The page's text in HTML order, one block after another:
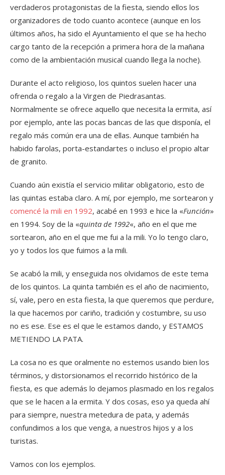
verdaderos protagonistas de la fiesta, siendo ellos los
organizadores de todo cuanto acontece (aunque en los
últimos años, ha sido el Ayuntamiento el que se ha hecho
cargo tanto de la recepción a primera hora de la mañana
como de la ambientación musical cuando llega la noche).
Durante el acto religioso, los quintos suelen hacer una
ofrenda o regalo a la Virgen de Piedrasantas.
Normalmente se ofrece aquello que necesita la ermita, así
por ejemplo, ante las pocas bancas de las que disponía, el
regalo más común era una de ellas. Aunque también ha
habido farolas, porta-estandartes o incluso el propio altar
de granito.
Cuando aún existía el servicio militar obligatorio, esto de
las quintas estaba claro. A mí, por ejemplo, me sortearon y
comencé la mili en 1992, acabé en 1993 e hice la «Función»
en 1994. Soy de la «quinta de 1992«, año en el que me
sortearon, año en el que me fui a la mili. Yo lo tengo claro,
yo y todos los que fuimos a la mili.
Se acabó la mili, y enseguida nos olvidamos de este tema
de los quintos. La quinta también es el año de nacimiento,
sí, vale, pero en esta fiesta, la que queremos que perdure,
la que hacemos por cariño, tradición y costumbre, su uso
no es ese. Ese es el que le estamos dando, y ESTAMOS
METIENDO LA PATA.
La cosa no es que oralmente no estemos usando bien los
términos, y distorsionamos el recorrido histórico de la
fiesta, es que además lo dejamos plasmado en los regalos
que se le hacen a la ermita. Y dos cosas, eso ya queda ahí
para siempre, nuestra metedura de pata, y además
confundimos a los que venga, a nuestros hijos y a los
turistas.
Vamos con los ejemplos.